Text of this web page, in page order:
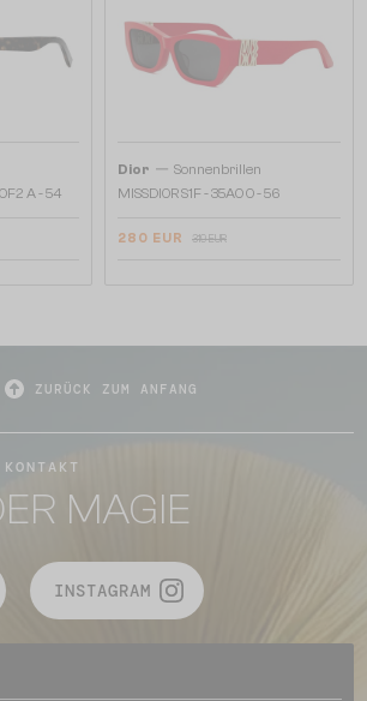
A - 54
Dior — Sonnenbrillen
MISSDIOR S1F - 35A0 O - 56
280 EUR 319 EUR
ZURÜCK ZUM ANFANG
MAGIE
INSTAGRAM